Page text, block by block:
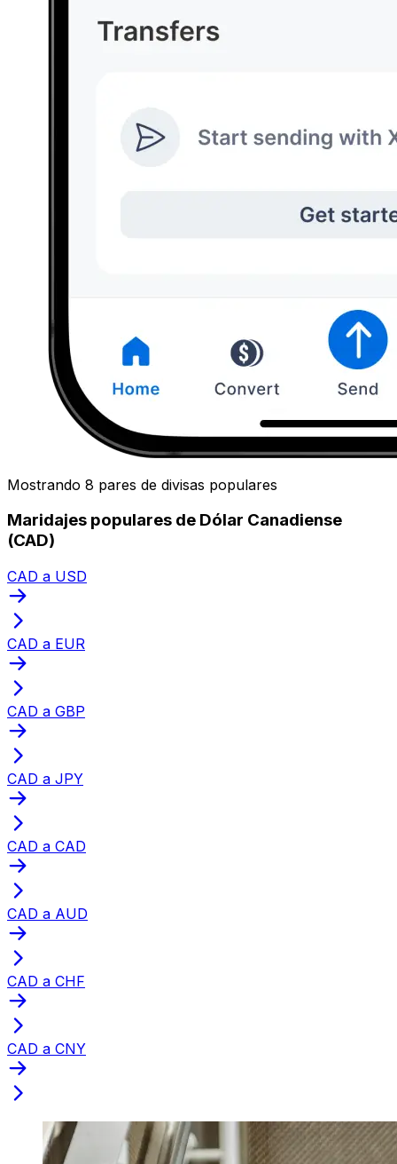
Mostrando 8 pares de divisas populares
Maridajes populares de Dólar Canadiense
(CAD)
CAD a USD
CAD a EUR
CAD a GBP
CAD a JPY
CAD a CAD
CAD a AUD
CAD a CHF
CAD a CNY